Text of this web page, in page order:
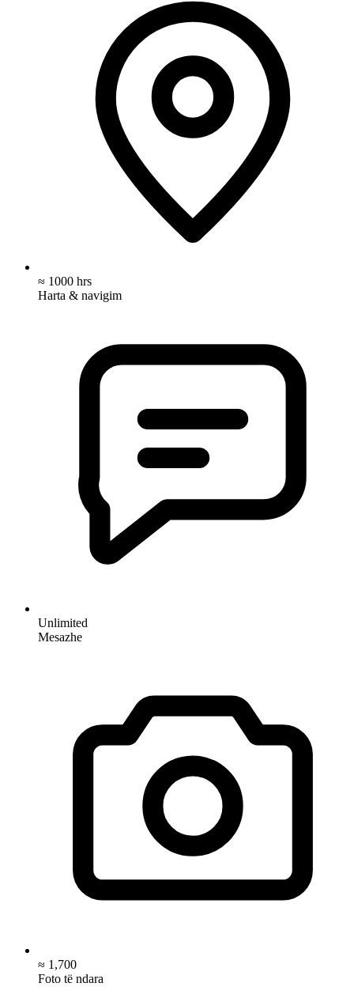
≈ 1000 hrs
Harta & navigim
Unlimited
Mesazhe
≈ 1,700
Foto të ndara